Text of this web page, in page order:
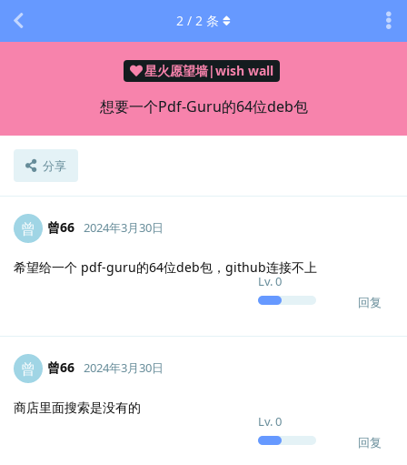
星火愿望墙|wish wall
想要一个Pdf-Guru的64位deb包
分享
2 / 2 条
曾 曾66
Lv.0
2024年3月30日
希望给一个 pdf-guru的64位deb包，github连接不上
回复
曾 曾66
Lv.0
2024年3月30日
商店里面搜索是没有的
回复